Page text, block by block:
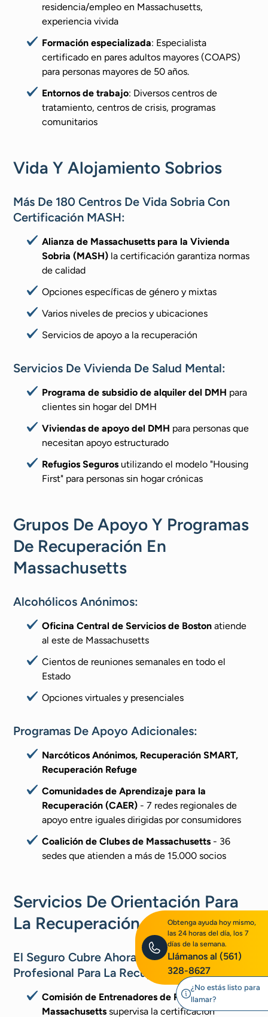
Llámanos al (561)
328-8627
Obtenga ayuda hoy mismo,
las 24 horas del día, los 7
días de la semana.
¿No estás listo para
llamar?
residencia/empleo en Massachusetts,
experiencia vivida
Formación especializada: Especialista
certificado en pares adultos mayores (COAPS)
para personas mayores de 50 años.
Entornos de trabajo: Diversos centros de
tratamiento, centros de crisis, programas
comunitarios
Vida Y Alojamiento Sobrios
Más De 180 Centros De Vida Sobria Con
Certificación MASH:
Alianza de Massachusetts para la Vivienda
Sobria (MASH) la certificación garantiza normas
de calidad
Opciones específicas de género y mixtas
Varios niveles de precios y ubicaciones
Servicios de apoyo a la recuperación
Servicios De Vivienda De Salud Mental:
Programa de subsidio de alquiler del DMH para
clientes sin hogar del DMH
Viviendas de apoyo del DMH para personas que
necesitan apoyo estructurado
Refugios Seguros utilizando el modelo "Housing
First" para personas sin hogar crónicas
Grupos De Apoyo Y Programas
De Recuperación En
Massachusetts
Alcohólicos Anónimos:
Oficina Central de Servicios de Boston atiende
al este de Massachusetts
Cientos de reuniones semanales en todo el
Estado
Opciones virtuales y presenciales
Programas De Apoyo Adicionales:
Narcóticos Anónimos, Recuperación SMART,
Recuperación Refuge
Comunidades de Aprendizaje para la
Recuperación (CAER) - 7 redes regionales de
apoyo entre iguales dirigidas por consumidores
Coalición de Clubes de Massachusetts - 36
sedes que atienden a más de 15.000 socios
Servicios De Orientación Para
La Recuperación
El Seguro Cubre Ahora El Asesoramiento
Profesional Para La Recuperación:
Comisión de Entrenadores de Recuperación de
Massachusetts supervisa la certificación